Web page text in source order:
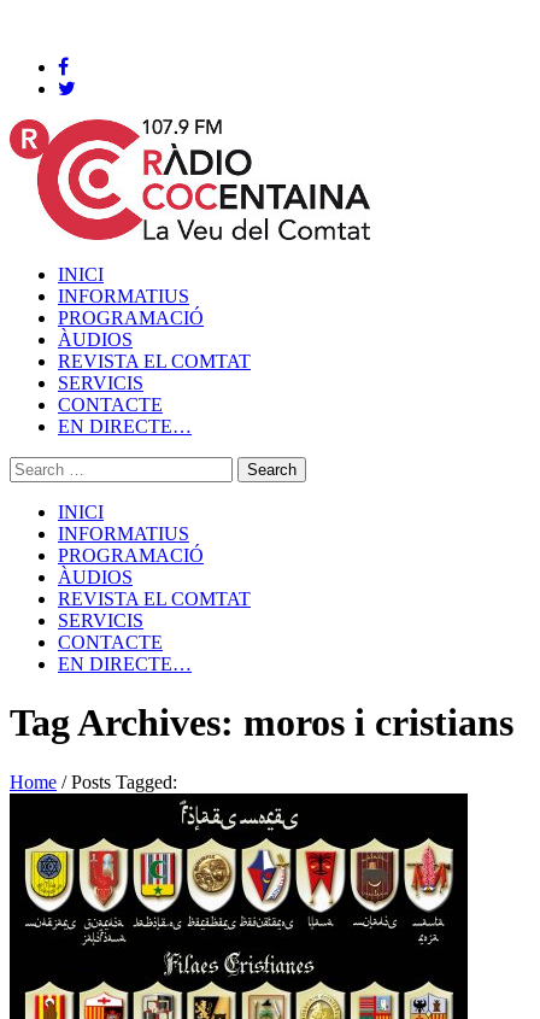
INICI
INFORMATIUS
PROGRAMACIÓ
ÀUDIOS
REVISTA EL COMTAT
SERVICIS
CONTACTE
EN DIRECTE…
INICI
INFORMATIUS
PROGRAMACIÓ
ÀUDIOS
REVISTA EL COMTAT
SERVICIS
CONTACTE
EN DIRECTE…
Tag Archives: moros i cristians
Home /Posts Tagged: